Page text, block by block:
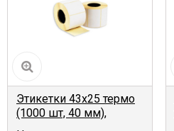
Этикетки 43x25 термо
(1000 шт, 40 мм),